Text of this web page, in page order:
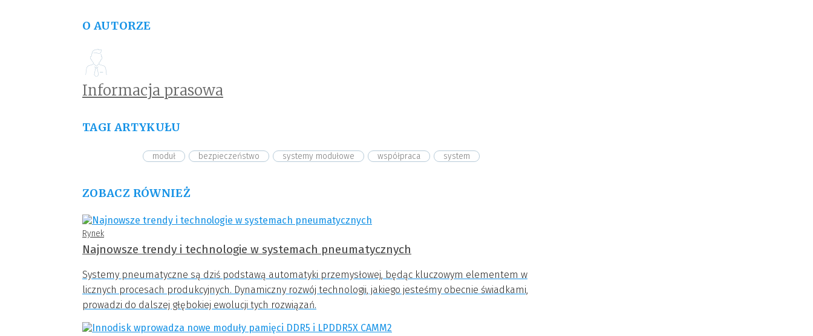
O AUTORZE
Informacja prasowa
TAGI ARTYKUŁU
moduł bezpieczeństwo systemy modułowe współpraca system
ZOBACZ RÓWNIEŻ
Rynek
Najnowsze trendy i technologie w systemach pneumatycznych
Systemy pneumatyczne są dziś podstawą automatyki przemysłowej, będąc kluczowym elementem w
licznych procesach produkcyjnych. Dynamiczny rozwój technologii, jakiego jesteśmy obecnie świadkami,
prowadzi do dalszej głębokiej ewolucji tych rozwiązań.